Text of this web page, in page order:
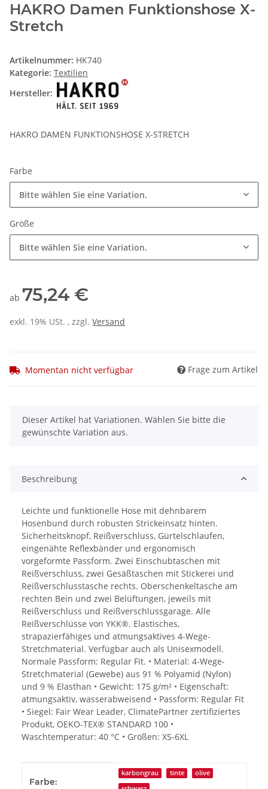
HAKRO Damen Funktionshose X-
Stretch
Artikelnummer: HK740
Kategorie: Textilien
Hersteller:
HAKRO DAMEN FUNKTIONSHOSE X-STRETCH
Farbe
Bitte wählen Sie eine Variation.
Größe
Bitte wählen Sie eine Variation.
ab 75,24 €
exkl. 19% USt. , zzgl. Versand
Momentan nicht verfügbar Frage zum Artikel
x
Dieser Artikel hat Variationen. Wählen Sie bitte die
gewünschte Variation aus.
Beschreibung
Leichte und funktionelle Hose mit dehnbarem
Hosenbund durch robusten Strickeinsatz hinten.
Sicherheitsknopf, Reißverschluss, Gürtelschlaufen,
eingenähte Reflexbänder und ergonomisch
vorgeformte Passform. Zwei Einschubtaschen mit
Reißverschluss, zwei Gesäßtaschen mit Stickerei und
Reißverschlusstasche rechts. Oberschenkeltasche am
rechten Bein und zwei Belüftungen, jeweils mit
Reißverschluss und Reißverschlussgarage. Alle
Reißverschlüsse von YKK®. Elastisches,
strapazierfähiges und atmungsaktives 4-Wege-
Stretchmaterial. Verfügbar auch als Unisexmodell.
Normale Passform: Regular Fit. • Material: 4-Wege-
Stretchmaterial (Gewebe) aus 91 % Polyamid (Nylon)
und 9 % Elasthan • Gewicht: 175 g/m² • Eigenschaft:
atmungsaktiv, wasserabweisend • Passform: Regular Fit
• Siegel: Fair Wear Leader, ClimatePartner zertifiziertes
Produkt, OEKO-TEX® STANDARD 100 •
Waschtemperatur: 40 °C • Größen: XS-6XL
Farbe:
karbongrau tinte
olive